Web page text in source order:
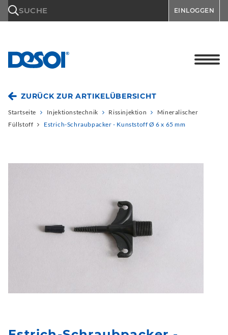
SUCHE EINLOGGEN
ZURÜCK ZUR ARTIKELÜBERSICHT
Startseite Injektionstechnik Rissinjektion
Mineralischer
Füllstoff
Estrich-Schraubpacker - Kunststoff Ø 6 x 65 mm